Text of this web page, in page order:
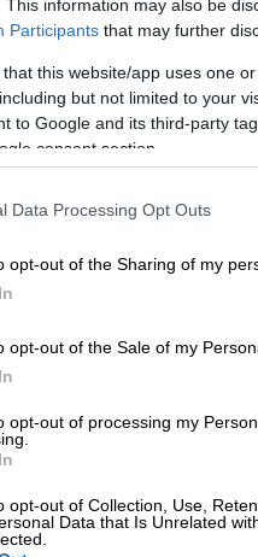
This information may also be
Participants that may further
that this website/app uses one
but not limited to your
to Google and its third-party
consent section.
Data Processing Opt Outs
opt-out of the Sharing of my
opt-out of the Sale of my
opt-out of processing my
opt-out of Collection, Use,
Data that Is Unrelated
και
και